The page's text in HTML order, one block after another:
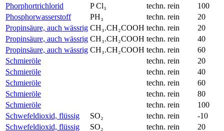
Phorphortrichlorid
P Cl₃ techn. rein
100
Phosphorwasserstoff
PH₃ techn. rein
20
Propinsäure, auch wässrig CH₃.CH₂COOH techn. rein
20
Propinsäure, auch wässrig CH₃.CH₂COOH techn. rein
40
Propinsäure, auch wässrig CH₃.CH₂COOH techn. rein
60
Schmieröle
techn. rein
20
Schmieröle
techn. rein
40
Schmieröle
techn. rein
60
Schmieröle
techn. rein
80
Schmieröle
techn. rein
100
Schwefeldioxid, flüssig
SO₂ techn. rein
-10
Schwefeldioxid, flüssig
SO₂ techn. rein
20